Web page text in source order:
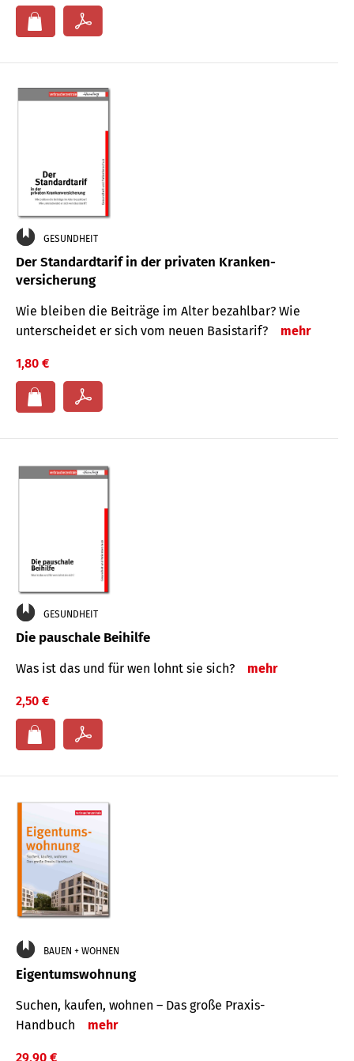
GESUNDHEIT
Der Standard­tarif in der privaten Kranken­
versicherung
Wie bleiben die Beiträge im Alter bezahlbar? Wie
unterscheidet er sich vom neuen Basistarif?
mehr
1,80 €
GESUNDHEIT
Die pauschale Beihilfe
Was ist das und für wen lohnt sie sich? mehr
2,50 €
BAUEN + WOHNEN
Eigentumswohnung
Suchen, kaufen, wohnen – Das große Praxis-
Handbuch
mehr
29,90 €